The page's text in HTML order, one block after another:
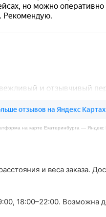
на карте Екатеринбурга — Яндекс
и веса заказа.
18:00–22:00. Возможна